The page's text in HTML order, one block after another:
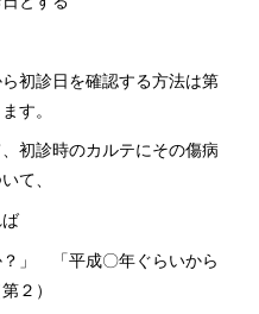
初診日を確認する方法は第
す。
初診時のカルテにその傷病
て、
」 「平成〇年ぐらいから
２）